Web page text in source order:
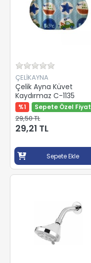
ÇELİKAYNA
Çelik Ayna Küvet
Kaydırmaz C-1135
%1 Sepete Özel Fiyat
29,50 TL
29,21 TL
Sepete Ekle